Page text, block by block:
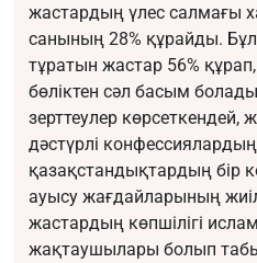
жастардың үлес салмағы
санының 28% құрайды. Бұл
тұратын жастар 56%
бөліктен сәл басым
зерттеулер көрсеткендей,
дәстүрлі
қазақстандықтардың бір
ауысу жағдайларының
жастардың көпшілігі
жақтаушылары болып